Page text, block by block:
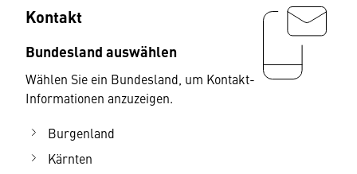
Kontakt
Bundesland auswählen
Wählen Sie ein Bundesland, um Kontakt-
Informationen anzuzeigen.
Burgenland
Kärnten